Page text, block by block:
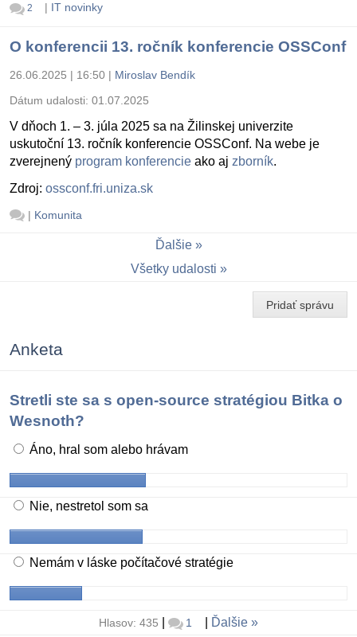
2 | IT novinky
O konferencii 13. ročník konferencie OSSConf
26.06.2025 | 16:50 | Miroslav Bendík
Dátum udalosti: 01.07.2025
V dňoch 1. – 3. júla 2025 sa na Žilinskej univerzite
uskutoční 13. ročník konferencie OSSConf. Na webe je
zverejnený program konferencie ako aj zborník.
Zdroj: ossconf.fri.uniza.sk
| Komunita
Ďalšie
Všetky udalosti
Pridať správu
Anketa
Stretli ste sa s open-source stratégiou Bitka o
Wesnoth?
Áno, hral som alebo hrávam
Nie, nestretol som sa
Nemám v láske počítačové stratégie
Hlasov: 435 1 Ďalšie